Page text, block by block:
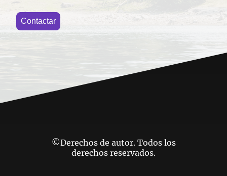
Contactar
©Derechos de autor. Todos los
derechos reservados.